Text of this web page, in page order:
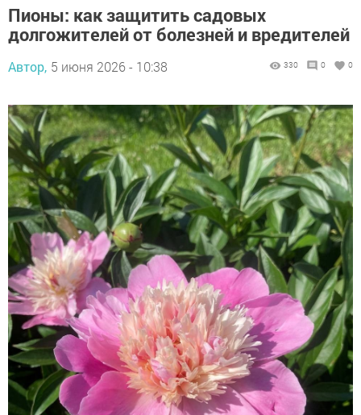
Пионы: как защитить садовых
долгожителей от болезней и вредителей
Автор, 5 июня 2026 - 10:38 330 0 0